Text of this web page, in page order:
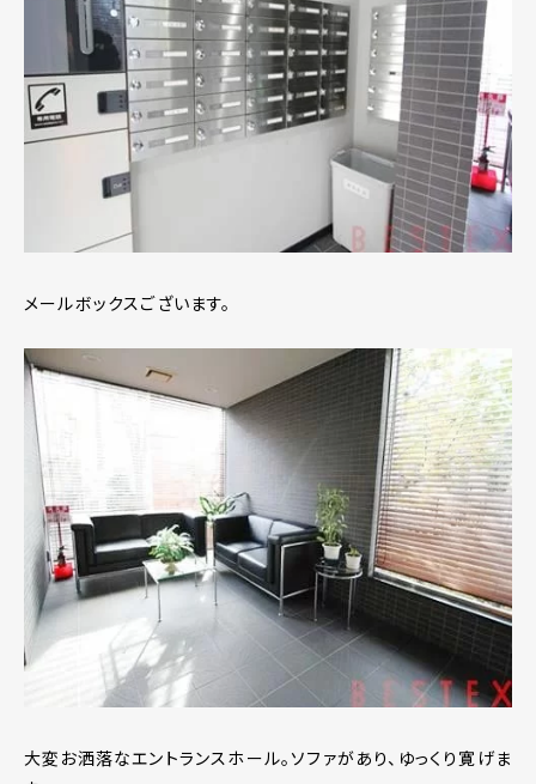
メールボックスございます。
大変お洒落なエントランスホール。ソファがあり、ゆっくり寛げま